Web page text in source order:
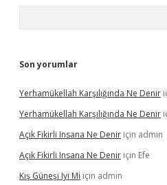
Son yorumlar
Yerhamükellah Karşılığında Ne Denir
Yerhamükellah Karşılığında Ne Denir
Açık Fikirli Insana Ne Denir için admin
Açık Fikirli Insana Ne Denir için Efe
Kış Güneşi Iyi Mi için admin